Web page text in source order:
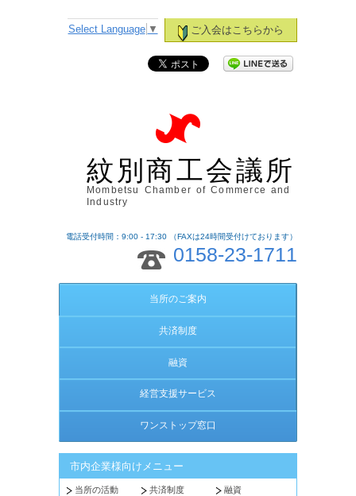
ご入会はこちらから
Select Language ▼
紋別商工会議所
Mombetsu Chamber of Commerce and
Industry
電話受付時間：9:00 - 17:30 （FAXは24時間受付けております）
0158-23-1711
当所のご案内
共済制度
融資
経営支援サービス
ワンストップ窓口
市内企業様向けメニュー
当所の活動 共済制度
融資